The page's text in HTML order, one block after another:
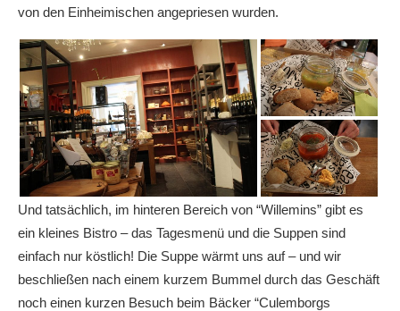
von den Einheimischen angepriesen wurden.
Und tatsächlich, im hinteren Bereich von “Willemins” gibt es
ein kleines Bistro – das Tagesmenü und die Suppen sind
einfach nur köstlich! Die Suppe wärmt uns auf – und wir
beschließen nach einem kurzem Bummel durch das Geschäft
noch einen kurzen Besuch beim Bäcker “Culemborgs